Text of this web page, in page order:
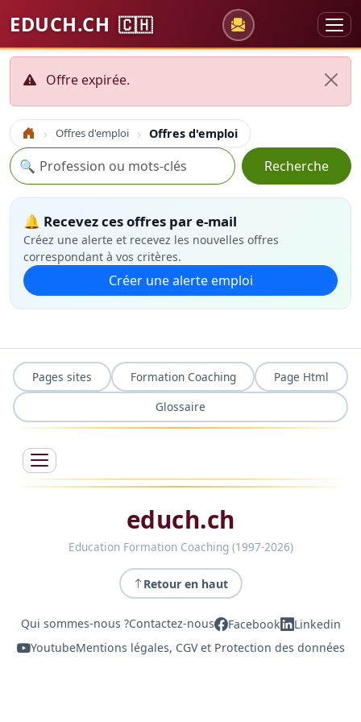
EDUCH.CH 🇨🇭
Offre expirée.
Accueil Offres d'emploi Offres d'emploi
Recherche
🔍 Recherche
🔔 Recevez ces offres par e-mail
Créez une alerte et recevez les nouvelles offres
correspondant à vos critères.
Créer une alerte emploi
Pages sites Formation Coaching
Page Html
Glossaire
educh.ch
Education Formation Coaching (1997-2026)
Retour en haut
Qui sommes-nous ?Contactez-nous Facebook
Linkedin
YoutubeMentions légales, CGV et Protection des données